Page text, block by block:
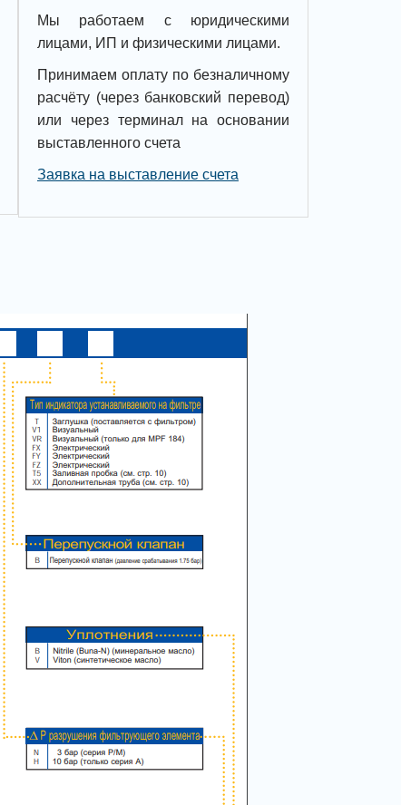
Мы работаем с юридическими
лицами, ИП и физическими лицами.
Принимаем оплату по безналичному
расчёту (через банковский перевод)
или через терминал на основании
выставленного счета
Заявка на выставление счета